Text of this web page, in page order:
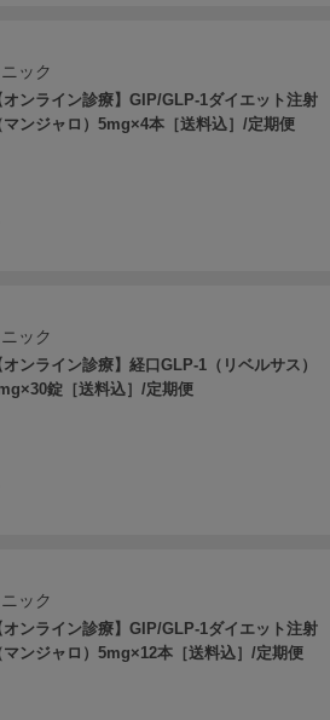
ック
オンライン診療】GIP/GLP-1ダイエット注射
マンジャロ）5mg×4本［送料込］/定期便
ック
オンライン診療】経口GLP-1（リベルサス）
錠［送料込］/定期便
ック
オンライン診療】GIP/GLP-1ダイエット注射
マンジャロ）5mg×12本［送料込］/定期便